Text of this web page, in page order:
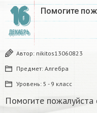
16
ДЕКАБРЬ
Помогите
Автор: nikitos13060823
Предмет: Алгебра
Уровень: 5 - 9 класс
Помогите